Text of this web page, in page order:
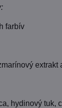
farbív
extrakt
hydinový tuk,